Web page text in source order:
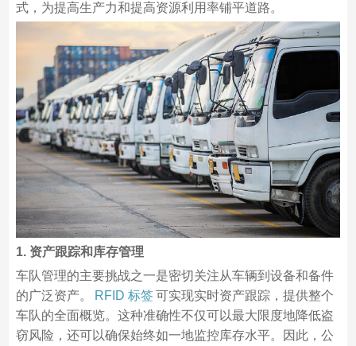
式，为提高生产力和提高资源利用率铺平道路。
1. 资产跟踪和库存管理
车队管理的主要挑战之一是密切关注从车辆到设备和备件
的广泛资产。
RFID 标签可实现实时资产跟踪，提供整个
车队的全面概览。这种准确性不仅可以最大限度地降低盗
窃风险，还可以确保始终如一地监控库存水平。因此，公